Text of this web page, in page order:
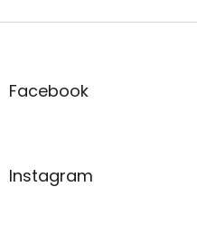
Z
aFacebook
Instagram